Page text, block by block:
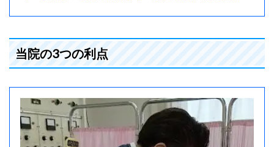
当院の3つの利点